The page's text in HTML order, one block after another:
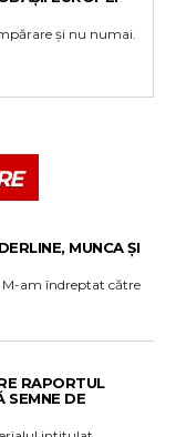
și nu numai.
MUNCA ȘI
am îndreptat către
RAPORTUL
SEMNE DE